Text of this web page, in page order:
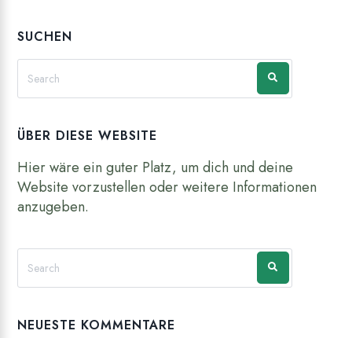
SUCHEN
ÜBER DIESE WEBSITE
Hier wäre ein guter Platz, um dich und deine
Website vorzustellen oder weitere Informationen
anzugeben.
NEUESTE KOMMENTARE